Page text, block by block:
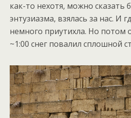
как-то нехотя, можно сказать
энтузиазма, взялась за нас. И
немного приутихла. Но потом
~1:00 снег повалил сплошной